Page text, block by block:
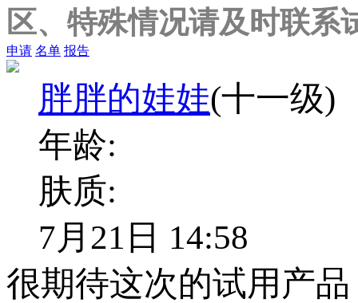
区、特殊情况请及时联系
申请 名单 报告
胖胖的娃娃(十一级)
年龄:
肤质:
7月21日 14:58
很期待这次的试用产